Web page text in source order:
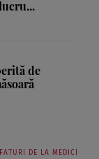
de
DE LA MEDICI